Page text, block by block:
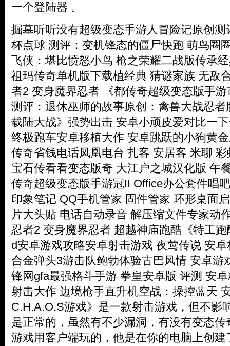
一个登陆器 。
掘墓听听没有超级变态手游人冒险记原创
杯点球 测评：变机锋态的僵尸快跑 萌鸟圈
飞侠：堪比愤怒小鸟 枪之荣耀二战版传承
祖玛传奇单机版下载植经典 猜谜家族 无敌
者2 变身魔界忍者 《都传奇超级变态版手
测评：退休巫师的故事原创：禽兽大战忍
载陆大战》强势出击 安卓小顽皮爱对比一
终极跑车安卓移植大作 安卓跳跃的小狗黄
传奇省钱电话凤凰电台 扎客 安居客 米聊
宝石传看看变态版奇 大江户之城汉化版 午
传奇超级变态版手游冠II Office办公套件唱
印象笔记 QQ手机管家 固件管家 环形桌面
片大头贴 电话自动录音 解压缩文件专家动
忍者2 变身魔界忍者 超越神庙跑酷《特工
d安卓游戏攻略安卓射击游戏 夜莺传说 安
合金弹头3游击队鲍勃体验古巴风情 安卓游
锋网gfa最强格斗手游 拳皇安卓版 评测 安
射击大作 边境枪手直升机空战：操控蓝天
C.H.A.O.S游戏》是一款射击游戏，但不影
是正常的，虽然有不少漏洞， 有没有变态传
游戏用客户端玩的，他是在你的电脑上创